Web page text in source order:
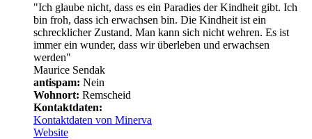
"Ich glaube nicht, dass es ein Paradies der Kindheit gibt. Ich
bin froh, dass ich erwachsen bin. Die Kindheit ist ein
schrecklicher Zustand. Man kann sich nicht wehren. Es ist
immer ein wunder, dass wir überleben und erwachsen
werden"
Maurice Sendak
antispam: Nein
Wohnort: Remscheid
Kontaktdaten:
Kontaktdaten von Minerva
Website